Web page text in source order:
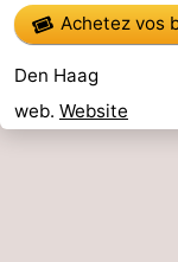
Sportive
Equitation
Boire
et
Événements
Achetez vos
Den Haag
web. Website